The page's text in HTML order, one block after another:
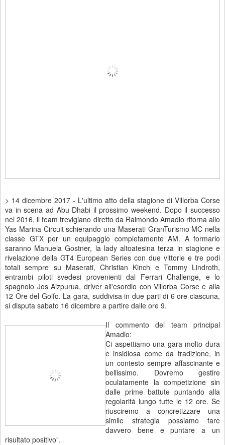
> 14 dicembre 2017 - L'ultimo atto della stagione di Villorba Corse
va in scena ad Abu Dhabi il prossimo weekend. Dopo il successo
nel 2016, il team trevigiano diretto da Raimondo Amadio ritorna allo
Yas Marina Circuit schierando una Maserati GranTurismo MC nella
classe GTX per un equipaggio completamente AM. A formarlo
saranno Manuela Gostner, la lady altoatesina terza in stagione e
rivelazione della GT4 European Series con due vittorie e tre podi
totali sempre su Maserati, Christian Kinch e Tommy Lindroth,
entrambi piloti svedesi provenienti dal Ferrari Challenge, e lo
spagnolo Jos Aizpurua, driver all'esordio con Villorba Corse e alla
12 Ore del Golfo. La gara, suddivisa in due parti di 6 ore ciascuna,
si disputa sabato 16 dicembre a partire dalle ore 9.
Il commento del team principal
Amadio:
Ci aspettiamo una gara molto dura
e insidiosa come da tradizione, in
un contesto sempre affascinante e
bellissimo. Dovremo gestire
oculatamente la competizione sin
dalle prime battute puntando alla
regolarità lungo tutte le 12 ore. Se
riusciremo a concretizzare una
simile strategia possiamo fare
davvero bene e puntare a un
risultato positivo”.